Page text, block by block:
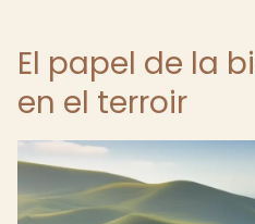
El papel de la
en el terroir